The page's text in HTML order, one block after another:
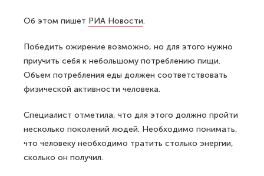
Об этом пишет РИА Новости.
Победить ожирение возможно, но для этого нужно
приучить себя к небольшому потреблению пищи.
Объем потребления еды должен соответствовать
физической активности человека.
Специалист отметила, что для этого должно пройти
несколько поколений людей. Необходимо понимать,
что человеку необходимо тратить столько энергии,
сколько он получил.